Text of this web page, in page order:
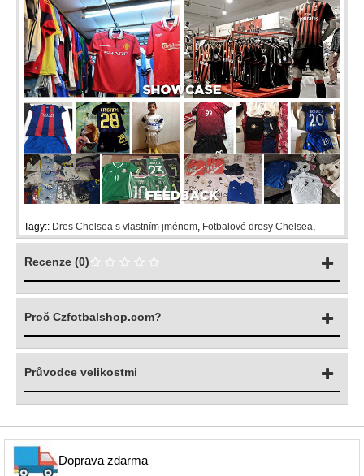
Tagy:: Dres Chelsea s vlastním jménem Fotbalové dresy Chelsea
Recenze (0)
Proč Czfotbalshop.com?
Průvodce velikostmi
Doprava zdarma